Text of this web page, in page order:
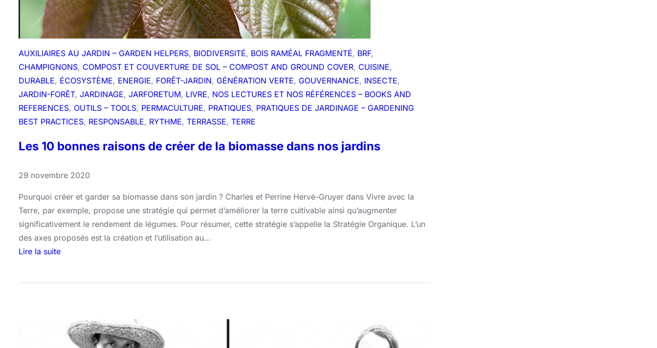
u
n
i
r
n
o
t
e
r
j
e
t
a
v
c
AUXILIAIRES AU JARDIN – GARDEN HELPERS, BIODIVERSITÉ, BOIS RAMÉAL FRAGMENTÉ, BRF
CHAMPIGNONS, COMPOST ET COUVERTURE DE SOL – COMPOST AND GROUND COVER, CUISINE
DURABLE, ÉCOSYSTÈME, ENERGIE, FORÊT-JARDIN, GÉNÉRATION VERTE, GOUVERNANCE, INSECTE
JARDIN-FORÊT, JARDINAGE, JARFORETUM, LIVRE, NOS LECTURES ET NOS RÉFÉRENCES – BOOKS AND
REFERENCES, OUTILS – TOOLS, PERMACULTURE, PRATIQUES, PRATIQUES DE JARDINAGE – GARDENING
BEST PRACTICES, RESPONSABLE, RYTHME, TERRASSE, TERRE
Les 10 bonnes raisons de créer de la biomasse dans nos jardins
29 novembre 2020
Pourquoi créer et garder sa biomasse dans son jardin ? Charles et Perrine Hervé-Gruyer dans Vivre avec la
Terre, par exemple, propose une stratégie qui permet d’améliorer la terre cultivable ainsi qu’augmenter
significativement le rendement de légumes. Pour résumer, cette stratégie s’appelle la Stratégie Organique. L’un
des axes proposés est la création et l’utilisation au…
Lire la suite